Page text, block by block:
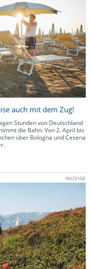
auch mit dem Zug!
Stunden von Deutschland
die Bahn: Von 2. April bis
über Bologna und Cesena
ANZEIGE